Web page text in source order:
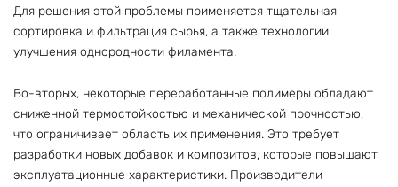
Для решения этой проблемы применяется тщательная
сортировка и фильтрация сырья, а также технологии
улучшения однородности филамента.
Во-вторых, некоторые переработанные полимеры обладают
сниженной термостойкостью и механической прочностью,
что ограничивает область их применения. Это требует
разработки новых добавок и композитов, которые повышают
эксплуатационные характеристики. Производители